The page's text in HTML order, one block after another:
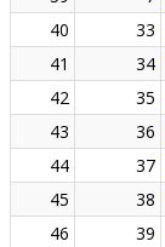
40
33
41
34
42
35
43
36
44
37
45
38
46
39